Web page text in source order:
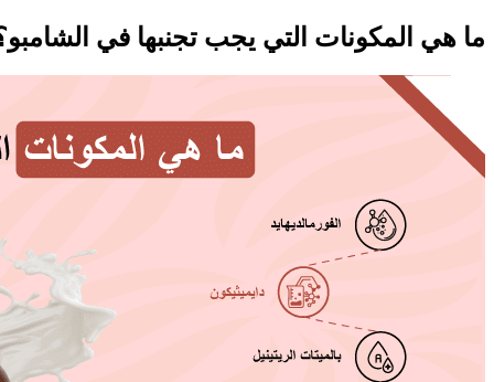
ما هي المكونات التي يجب تجنبها في